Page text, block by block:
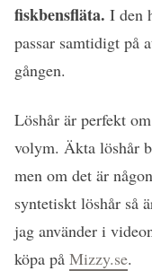
fiskbensfläta. I den
passar samtidigt på
gången.
Löshår är perfekt
volym. Äkta löshår
men om det är
syntetiskt löshår så
jag använder i
köpa på Mizzy.se.